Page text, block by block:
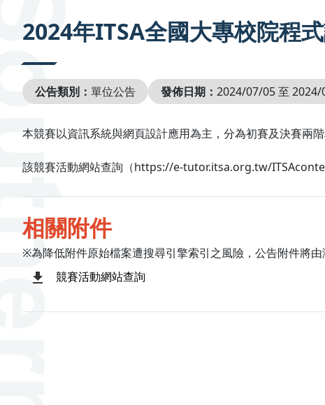
2024年ITSA全國大專校院程
公告類別： 單位公告 發佈日期： 2024/07/05 至 2024/
本競賽以資訊系統與網頁設計應用為主，分為初賽及決賽兩
該競賽活動網站查詢（https://e-tutor.itsa.org.tw/
相關附件
※為降低附件原始檔案遭搜尋引擎索引之風險，公告附件將
競賽活動網站查詢